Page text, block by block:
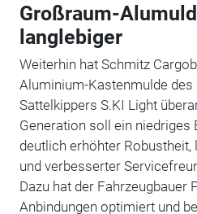
Großraum-
langlebiger
Weiterhin hat Schmitz
Aluminium-Kastenmulde
Sattelkippers S.KI Light
Generation soll ein niedriges
deutlich erhöhter Robustheit,
und verbesserter
Dazu hat der Fahrzeugbauer
Anbindungen optimiert und